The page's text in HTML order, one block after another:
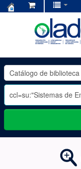
OLADE
-